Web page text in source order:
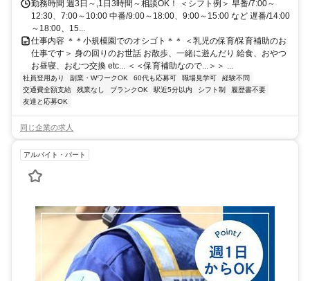
勤務時間 週3日～,1日3時間～相談OK！ ＜シフト例＞ 早番/7:00～
12:30、7:00～10:00 中番/9:00～18:00、9:00～15:00 など 遅番/14:00
～18:00、15...
仕事内容 ＊＊小規模園でのオシゴト＊＊ ＜乳児の保育/保育補助のお
仕事です＞ 身の回りのお世話 お散歩、一緒に遊んだり 給食、おやつ
お昼寝、おむつ交換 etc... ＜＜保育補助なので...＞＞ ...
社員登用あり 副業・WワークOK 60代も応募可 職場見学可
経験不問
交通費全額支給
残業なし ブランクOK 駅近5分以内 シフト制
履歴書不要
友達と応募OK
同じ企業の求人
アルバイト・パート